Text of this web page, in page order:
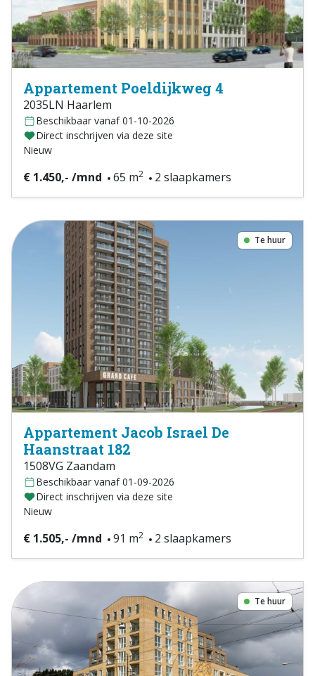
Appartement Poeldijkweg 4
2035LN Haarlem
Beschikbaar vanaf 01-10-2026
Direct inschrijven via deze site
Nieuw
€ 1.450,- /mnd 65 m2 2 slaapkamers
Te huur
Appartement Jacob Israel De
Haanstraat 182
1508VG Zaandam
Beschikbaar vanaf 01-09-2026
Direct inschrijven via deze site
Nieuw
€ 1.505,- /mnd 91 m2 2 slaapkamers
Te huur